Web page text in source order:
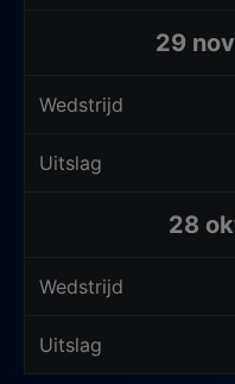
29
Wedstrijd
Uitslag
28
Wedstrijd
Uitslag